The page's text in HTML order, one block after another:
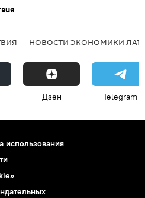
НОВОСТИ ЭКОНОМИКИ
Дзен Telegram
использования